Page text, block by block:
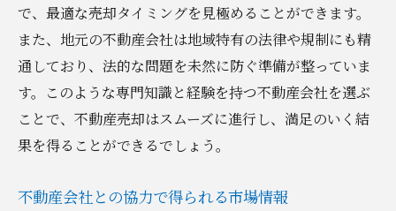
で、最適な売却タイミングを見極めることができます。
また、地元の不動産会社は地域特有の法律や規制にも精
通しており、法的な問題を未然に防ぐ準備が整っていま
す。このような専門知識と経験を持つ不動産会社を選ぶ
ことで、不動産売却はスムーズに進行し、満足のいく結
果を得ることができるでしょう。
不動産会社との協力で得られる市場情報